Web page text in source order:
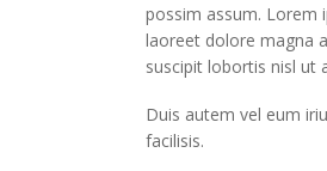
possim assum. Lorem
laoreet dolore magna
suscipit lobortis nisl ut
Duis autem vel eum
facilisis.